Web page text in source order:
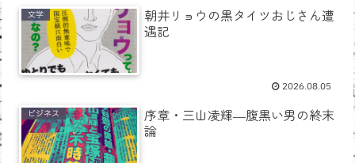
文学
朝井リョウの黒タイツおじさん遭
遇記
2026.08.05
ビジネス
序章・三山凌輝―腹黒い男の終末
論